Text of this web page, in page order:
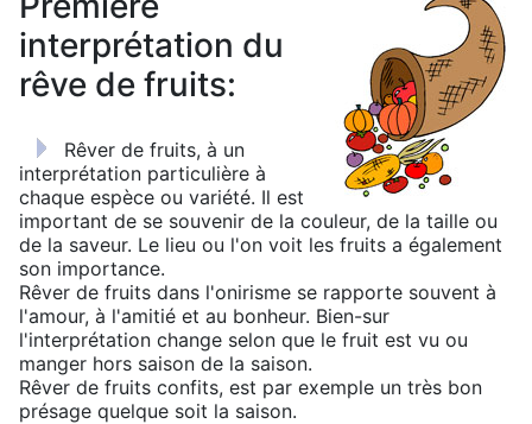
interprétation du
rêve de fruits:
Rêver de fruits, à un
interprétation particulière à
chaque espèce ou variété. Il est
important de se souvenir de la couleur, de la taille ou
de la saveur. Le lieu ou l'on voit les fruits a également
son importance.
Rêver de fruits dans l'onirisme se rapporte souvent à
l'amour, à l'amitié et au bonheur. Bien-sur
l'interprétation change selon que le fruit est vu ou
manger hors saison de la saison.
Rêver de fruits confits, est par exemple un très bon
présage quelque soit la saison.